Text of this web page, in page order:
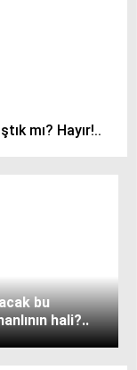
mı? Hayır!..
bu
hali?..